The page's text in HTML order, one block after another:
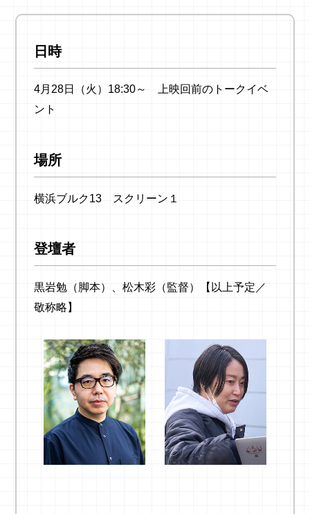
日時
4月28日（火）18:30～ 上映回前のトークイベ
ント
場所
横浜ブルク13 スクリーン１
登壇者
黒岩勉（脚本）、松木彩（監督）【以上予定／
敬称略】